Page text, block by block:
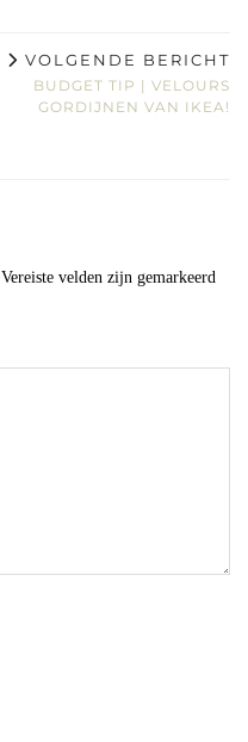
VOLGENDE BERICHT
BUDGET TIP | VELOURS
GORDIJNEN VAN IKEA!
Vereiste velden zijn gemarkeerd